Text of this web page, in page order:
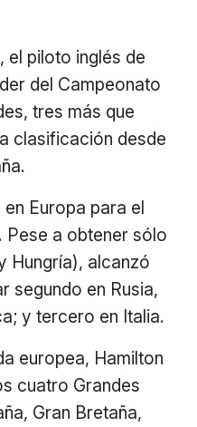
el piloto inglés de
del Campeonato
tres más que
clasificación desde
Europa para el
Pese a obtener sólo
Hungría), alcanzó
segundo en Rusia,
y tercero en Italia.
europea, Hamilton
cuatro Grandes
Gran Bretaña,